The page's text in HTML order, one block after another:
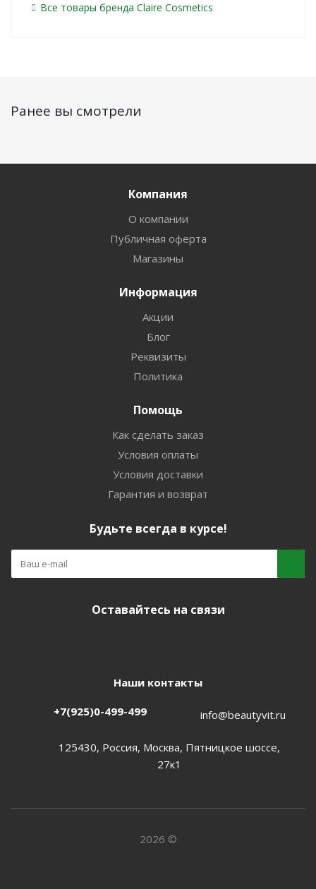
Все товары бренда Claire Cosmetics
Ранее вы смотрели
Компания
О компании
Публичная оферта
Магазины
Информация
Акции
Блог
Реквизиты
Политика
Помощь
Как сделать заказ
Условия оплаты
Условия доставки
Гарантия и возврат
Будьте всегда в курсе!
Оставайтесь на связи
Наши контакты
+7(925)0-499-499 info@beautyvit.ru
125430, Россия, Москва, Пятницкое шоссе,
27к1
2026 ©